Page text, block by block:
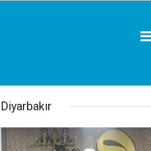
Diyarbakır